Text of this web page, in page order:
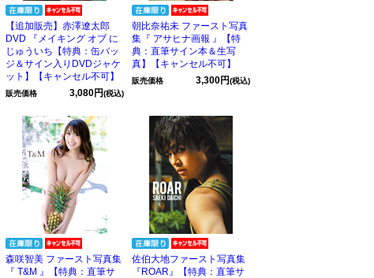
【追加販売】赤澤遼太郎
DVD 『メイキング オブ に
じゅういち【特典：缶バッ
ジ＆サイン入りDVDジャケ
ット】【キャンセル不可】
販売価格 3,080円(税込)
朝比奈祐未 ファースト写真
集『 アサヒナ画報 』【特
典：直筆サイン本＆生写
真】【キャンセル不可】
販売価格 3,300円(税込)
森咲智美 ファースト写真集
『 T&M 』【特典：直筆サ
佐伯大地ファースト写真集
『ROAR』【特典：直筆サ